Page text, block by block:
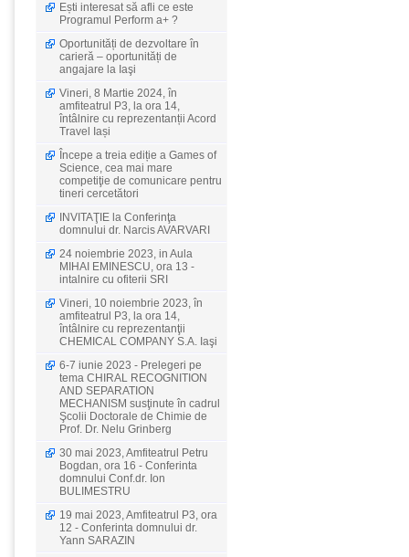
Ești interesat să afli ce este
Programul Perform a+ ?
Oportunități de dezvoltare în
carieră – oportunități de
angajare la Iaşi
Vineri, 8 Martie 2024, în
amfiteatrul P3, la ora 14,
întâlnire cu reprezentanții Acord
Travel Iași
Începe a treia ediție a Games of
Science, cea mai mare
competiţie de comunicare pentru
tineri cercetători
INVITAŢIE la Conferinţa
domnului dr. Narcis AVARVARI
24 noiembrie 2023, in Aula
MIHAI EMINESCU, ora 13 -
intalnire cu ofiterii SRI
Vineri, 10 noiembrie 2023, în
amfiteatrul P3, la ora 14,
întâlnire cu reprezentanţii
CHEMICAL COMPANY S.A. Iaşi
6-7 iunie 2023 - Prelegeri pe
tema CHIRAL RECOGNITION
AND SEPARATION
MECHANISM susţinute în cadrul
Şcolii Doctorale de Chimie de
Prof. Dr. Nelu Grinberg
30 mai 2023, Amfiteatrul Petru
Bogdan, ora 16 - Conferinta
domnului Conf.dr. Ion
BULIMESTRU
19 mai 2023, Amfiteatrul P3, ora
12 - Conferinta domnului dr.
Yann SARAZIN